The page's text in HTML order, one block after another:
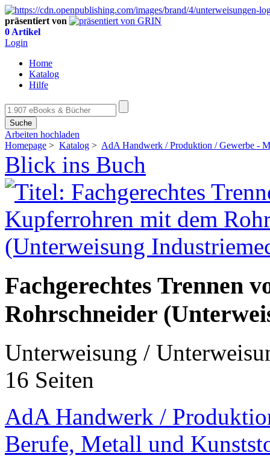
präsentiert von
0 Artikel
Login
Home
Katalog
Hilfe
Suche
Arbeiten hochladen
Homepage > Katalog > AdA Handwerk / Produktion / Gewerbe -
Blick ins Buch
Fachgerechtes Trennen
Rohrschneider
Unterweisung /
16 Seiten
AdA Handwerk /
Berufe, Metall und